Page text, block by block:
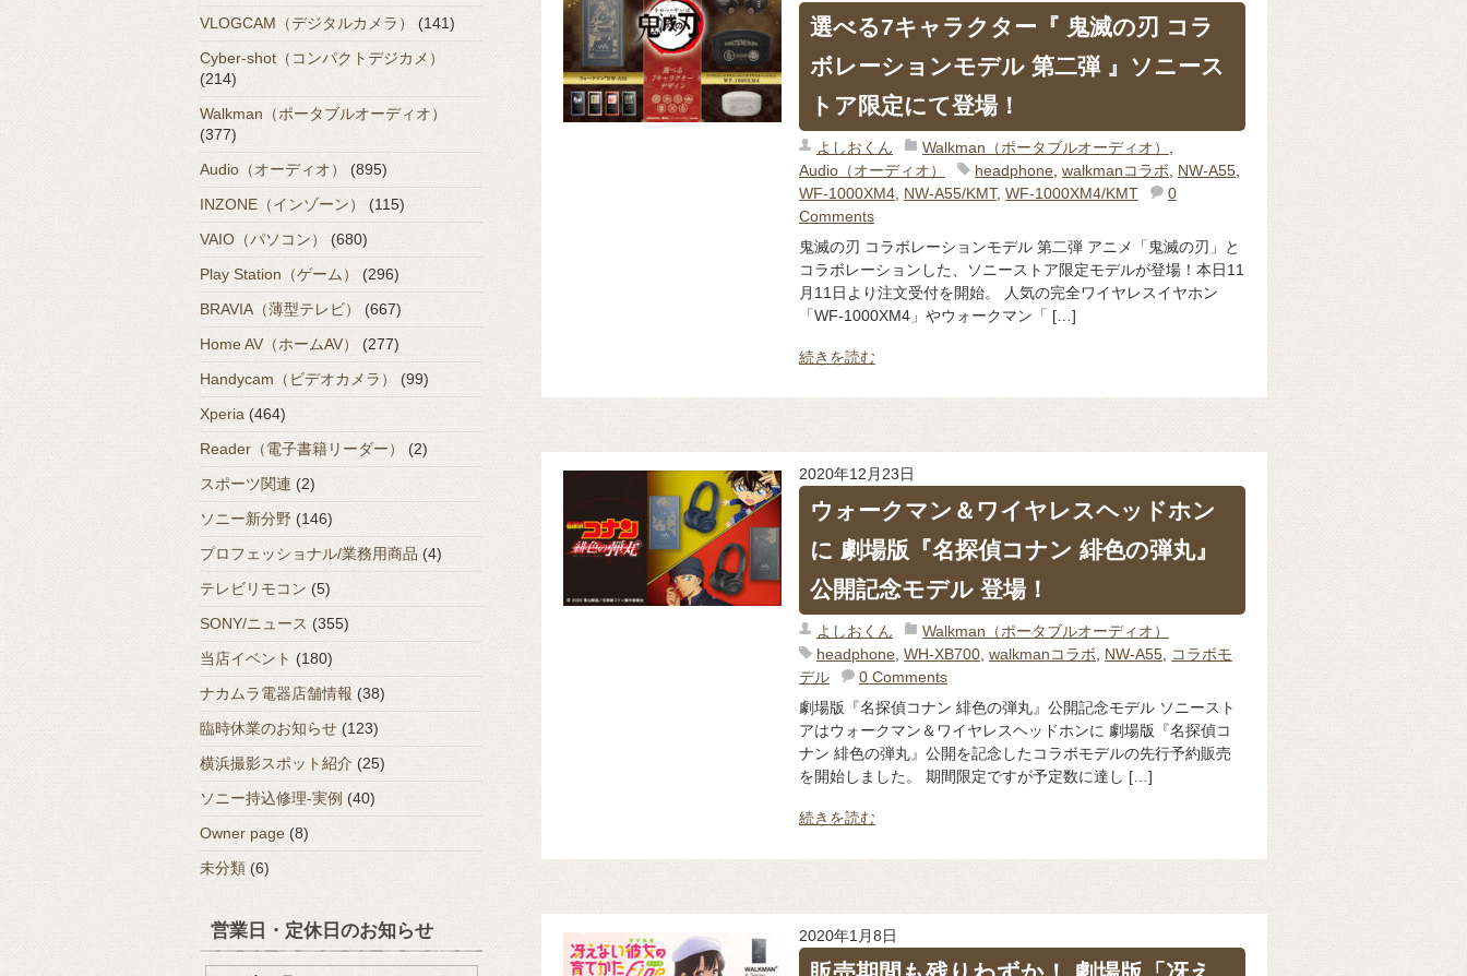
選べる7キャラクター『 鬼滅の刃 コラ
ボレーションモデル 第二弾 』ソニース
トア限定にて登場！
よしおくん Walkman（ポータブルオーディオ）
Audio（オーディオ）
headphone, walkmanコラボ NW-A55,
WF-1000XM4, NW-A55/KMT, WF-1000XM4/KMT
0
Comments
鬼滅の刃 コラボレーションモデル 第二弾 アニメ「鬼滅の刃」と
コラボレーションした、ソニーストア限定モデルが登場！本日11
月11日より注文受付を開始。 人気の完全ワイヤレスイヤホン
「WF-1000XM4」やウォークマン「 […]
続きを読む
2020年12月23日
ウォークマン＆ワイヤレスヘッドホン
に 劇場版『名探偵コナン 緋色の弾丸』
公開記念モデル 登場！
よしおくん
Walkman（ポータブルオーディオ）
headphone, WH-XB700, walkmanコラボ, NW-A55, コラボモ
デル
0 Comments
劇場版『名探偵コナン 緋色の弾丸』公開記念モデル ソニースト
アはウォークマン＆ワイヤレスヘッドホンに 劇場版『名探偵コ
ナン 緋色の弾丸』公開を記念したコラボモデルの先行予約販売
を開始しました。 期間限定ですが予定数に達し […]
続きを読む
2020年1月8日
VLOGCAM（デジタルカメラ）
(141)
Cyber-shot（コンパクトデジカメ）
(214)
Walkman（ポータブルオーディオ）
(377)
Audio（オーディオ）
(895)
INZONE（インゾーン）
(115)
VAIO（パソコン）
(680)
Play Station（ゲーム）
(296)
BRAVIA（薄型テレビ）
(667)
Home AV（ホームAV）
(277)
Handycam（ビデオカメラ）
(99)
Xperia (464)
Reader（電子書籍リーダー）
(2)
スポーツ関連 (2)
ソニー新分野 (146)
プロフェッショナル/業務用商品 (4)
テレビリモコン (5)
SONY/ニュース (355)
当店イベント (180)
ナカムラ電器店舗情報 (38)
臨時休業のお知らせ (123)
横浜撮影スポット紹介 (25)
ソニー持込修理-実例 (40)
Owner page (8)
未分類 (6)
営業日・定休日のお知らせ